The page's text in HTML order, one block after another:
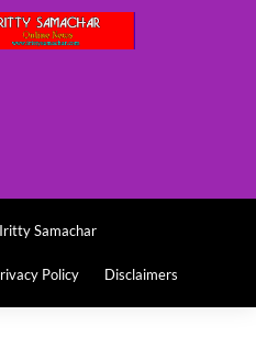
Iritty Samachar
Policy Disclaimers